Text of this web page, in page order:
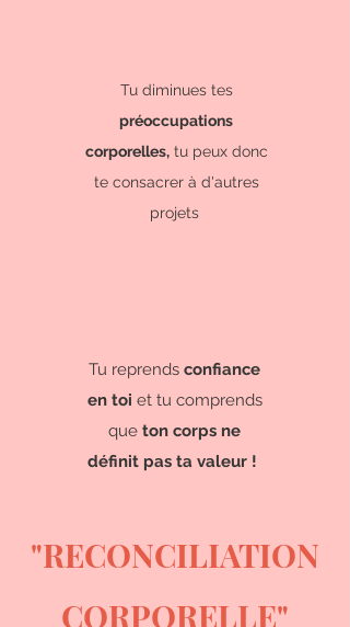
Tu diminues tes
préoccupations
corporelles,tu peux donc
te consacrer à d'autres
projets
Tu reprends confiance
en toi et tu comprends
que ton corps ne
définit pas ta valeur !
"RECONCILIATION
CORPORELLE"